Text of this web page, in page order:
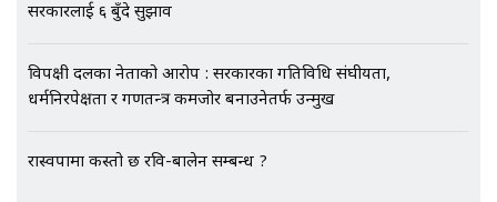
सरकारलाई ६ बुँदे सुझाव
विपक्षी दलका नेताको आरोप : सरकारका गतिविधि संघीयता,
धर्मनिरपेक्षता र गणतन्त्र कमजोर बनाउनेतर्फ उन्मुख
रास्वपामा कस्तो छ रवि-बालेन सम्बन्ध ?